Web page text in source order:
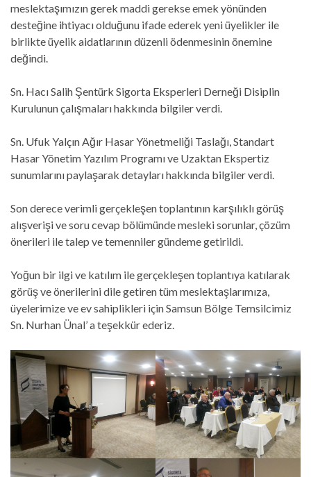
meslektaşımızın gerek maddi gerekse emek yönünden
desteğine ihtiyacı olduğunu ifade ederek yeni üyelikler ile
birlikte üyelik aidatlarının düzenli ödenmesinin önemine
değindi.
Sn. Hacı Salih Şentürk Sigorta Eksperleri Derneği Disiplin
Kurulunun çalışmaları hakkında bilgiler verdi.
Sn. Ufuk Yalçın Ağır Hasar Yönetmeliği Taslağı, Standart
Hasar Yönetim Yazılım Programı ve Uzaktan Ekspertiz
sunumlarını paylaşarak detayları hakkında bilgiler verdi.
Son derece verimli gerçekleşen toplantının karşılıklı görüş
alışverişi ve soru cevap bölümünde mesleki sorunlar, çözüm
önerileri ile talep ve temenniler gündeme getirildi.
Yoğun bir ilgi ve katılım ile gerçekleşen toplantıya katılarak
görüş ve önerilerini dile getiren tüm meslektaşlarımıza,
üyelerimize ve ev sahiplikleri için Samsun Bölge Temsilcimiz
Sn. Nurhan Ünal’ a teşekkür ederiz.